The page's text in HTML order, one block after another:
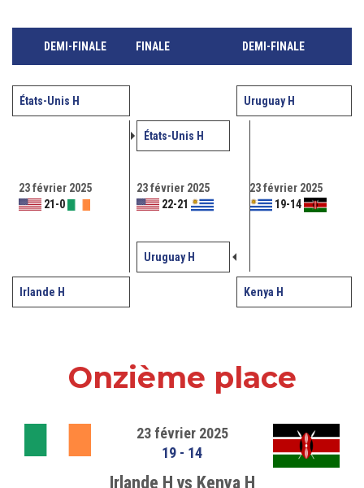
DEMI-FINALE FINALE DEMI-FINALE
États-Unis H Uruguay H
23 février 2025
21-0
États-Unis H
23 février 2025
19-14
23 février 2025
22-21
Uruguay H
Irlande H Kenya H
Onzième place
23 février 2025
19 - 14
Irlande H vs Kenya H